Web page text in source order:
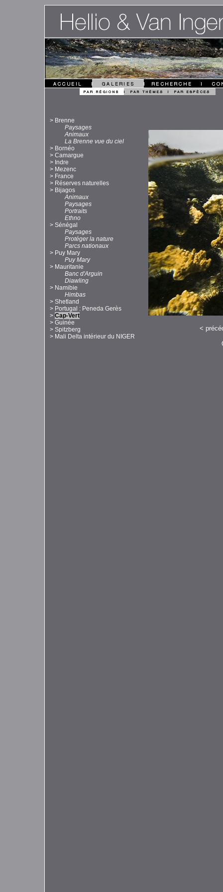
> Brenne
Paysages
Animaux
La Brenne vue du ciel
> Bornéo
> Camargue
> Indre
> Mezenc
> France
> Réserves naturelles
> Bijagos
Animaux
Paysages
Portraits
Ethno
> Sénégal
Paysages
Protéger la nature
Parcs nationaux
> Puy Mary
Puy Mary
> Mauritanie
Banc d'Arguin
Diawling
> Namibie
Himbas
> Shetland
> Portugal : Peneda Gerès
> Cap-Vert
> Guinée
> Spitzberg
> Mali Delta intérieur du NIGER
<